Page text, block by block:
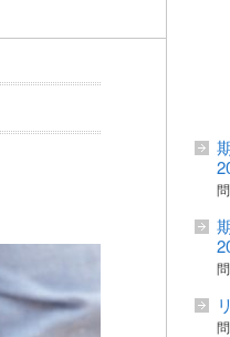
問
問
問